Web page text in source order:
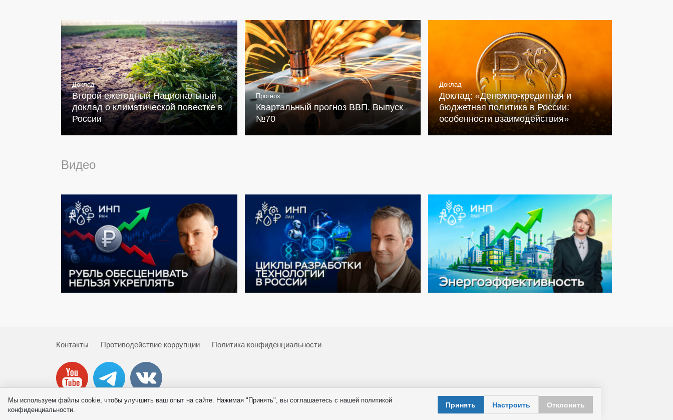
Доклад
Второй ежегодный Национальный
доклад о климатической повестке в
России
Прогноз
Квартальный прогноз ВВП. Выпуск
№70
Доклад
Доклад: «Денежно-кредитная и
бюджетная политика в России:
особенности взаимодействия»
Видео
Контакты Противодействие коррупции Политика конфиденциальности
© 2026 ИНП РАН
Мы используем файлы cookie, чтобы улучшить ваш опыт на сайте. Нажимая "Принять", вы соглашаетесь с нашей политикой
конфиденциальности.
Принять Настроить Отклонить